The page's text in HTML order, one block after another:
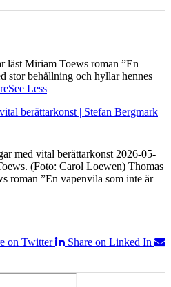
läst Miriam Toews roman ”En
stor behållning och hyllar hennes
See Less
berättarkonst | Stefan Bergmark
med vital berättarkonst 2026-05-
(Foto: Carol Loewen) Thomas
roman ”En vapenvila som inte är
on Twitter
Share on Linked In